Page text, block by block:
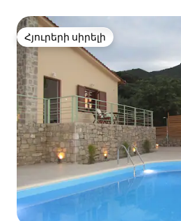
Հյուրերի սիրելի
Հյուրերի սիրելի